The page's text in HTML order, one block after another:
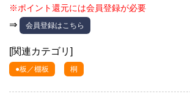
※ポイント還元には会員登録が必要
⇒ 会員登録はこちら
[関連カテゴリ]
●板／棚板 桐